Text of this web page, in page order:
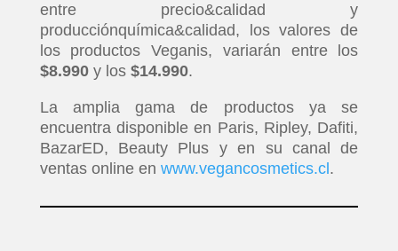
entre precio&calidad y
producciónquímica&calidad, los valores de
los productos Veganis, variarán entre los
$8.990 y los $14.990.
La amplia gama de productos ya se
encuentra disponible en Paris, Ripley, Dafiti,
BazarED, Beauty Plus y en su canal de
ventas online en www.vegancosmetics.cl .